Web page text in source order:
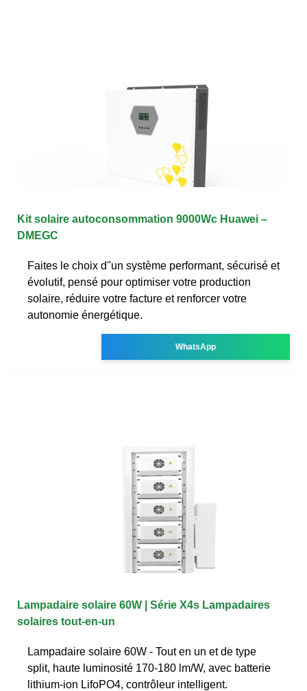
Kit solaire autoconsommation 9000Wc Huawei –
DMEGC
Faites le choix d''un système performant, sécurisé et
évolutif, pensé pour optimiser votre production
solaire, réduire votre facture et renforcer votre
autonomie énergétique.
WhatsApp
Lampadaire solaire 60W | Série X4s Lampadaires
solaires tout-en-un
Lampadaire solaire 60W - Tout en un et de type
split, haute luminosité 170-180 lm/W, avec batterie
lithium-ion LifoPO4, contrôleur intelligent.